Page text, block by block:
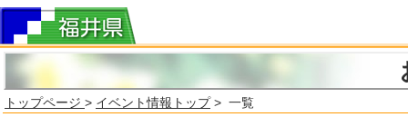
トップページ > イベント情報トップ> 一覧